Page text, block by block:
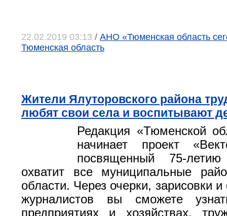
22.02.2019 03:13 / АНО «Тюменская область
Тюменская область
Жители Ялуторовского района
любят свои села и воспитывают
Редакция «Тюменской
начинает проект
посвященный 75-
охватит все муниципальные
области. Через очерки, зарисовки
журналистов вы сможете
предприятиях и хозяйствах,